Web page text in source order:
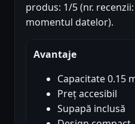
produs: 1/5 (nr.
momentul datelor).
Avantaje
Capacitate 0.15
Preț accesibil
Supapă inclusă